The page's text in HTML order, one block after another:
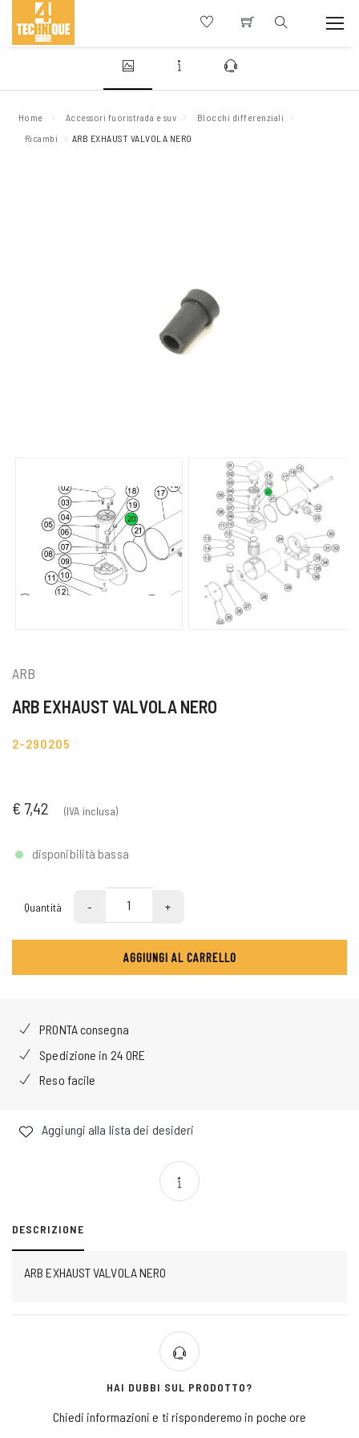
Home Accessori fuoristrada e suv
Blocchi differenziali
Ricambi
ARB EXHAUST VALVOLA NERO
ARB
ARB EXHAUST VALVOLA NERO
2-290205
€ 7,42 (IVA inclusa)
disponibilità bassa
Quantità - +
AGGIUNGI AL CARRELLO
PRONTA consegna
Spedizione in 24 ORE
Reso facile
Aggiungi alla lista dei desideri
DESCRIZIONE
ARB EXHAUST VALVOLA NERO
HAI DUBBI SUL PRODOTTO?
Chiedi informazioni e ti risponderemo in poche ore